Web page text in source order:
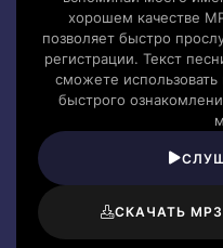
хорошем качестве
позволяет быстро
регистрации. Текст
сможете
быстрого
СКАЧАТЬ MP3